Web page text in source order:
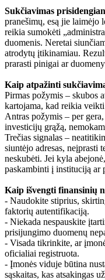
Sukčiavimas
pranešimų, esą jie laimėjo
reikia sumokėti
duomenis. Neretai
atrodytų įtikinamiau.
prarasti pinigai ar
Kaip atpažinti
Pirmas požymis – skubos
kartojama, kad reikia
Antras požymis – per
investicijų grąžą,
Trečias signalas –
siuntėjo adresas, neįprasti
neskubėti. Jei kyla
paskambinti į instituciją ar
Kaip išvengti finansinių
- Naudokite stiprius,
faktorių autentifikaciją.
- Niekada nespauskite
prisijungimo duomenų
- Visada tikrinkite, ar
oficialiai registruota.
- Įmonės viduje būtina
sąskaitas, kas atsakingas